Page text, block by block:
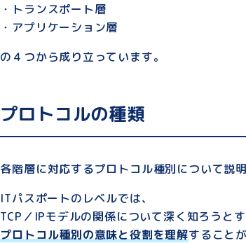
・トランスポート層
・アプリケーション層
の４つから成り立っています。
プロトコルの種類
各階層に対応するプロトコル種別について説明
ITパスポートのレベルでは、
TCP／IPモデルの関係について深く知ろうと
プロトコル種別の意味と役割を理解すること